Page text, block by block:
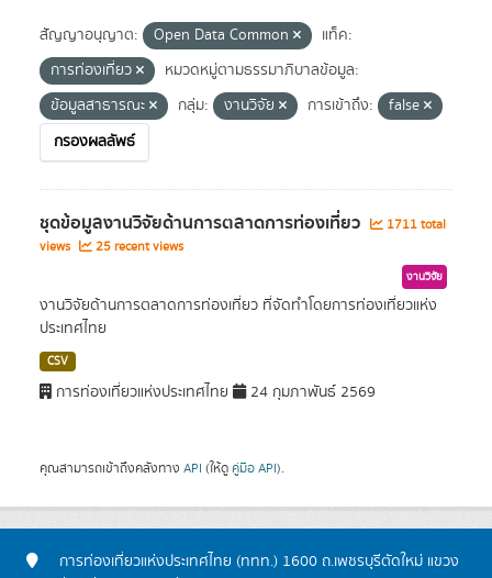
สัญญาอนุญาต: Open Data Common
แท็ค:
การท่องเที่ยว
หมวดหมู่ตามธรรมาภิบาลข้อมูล:
ข้อมูลสาธารณะ
กลุ่ม: งานวิจัย การเข้าถึง:
false
กรองผลลัพธ์
ชุดข้อมูลงานวิจัยด้านการตลาดการท่องเที่ยว
1711 total
views
25 recent views
งานวิจัย
งานวิจัยด้านการตลาดการท่องเที่ยว ที่จัดทำโดยการท่องเที่ยวแห่ง
ประเทศไทย
CSV
การท่องเที่ยวแห่งประเทศไทย 24 กุมภาพันธ์ 2569
คุณสามารถเข้าถึงคลังทาง API (ให้ดู คู่มือ API).
การท่องเที่ยวแห่งประเทศไทย (ททท.) 1600 ถ.เพชรบุรีตัดใหม่ แขวง